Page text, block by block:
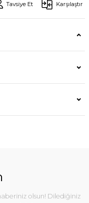
Tavsiye Et Karşılaştır
olsun! Dilediğiniz